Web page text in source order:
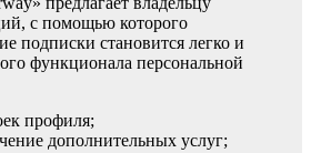
с помощью которого
подписки становится легко и
функционала персональной
профиля;
дополнительных услуг;